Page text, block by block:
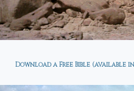
Download a Free Bible (available